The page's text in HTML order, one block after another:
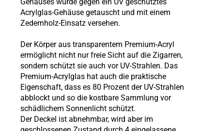
Acrylglas-Gehäuse getauscht und mit einem
Zedernholz-Einsatz versehen.
Der Körper aus transparentem Premium-Acryl
ermöglicht nicht nur freie Sicht auf die Zigarren,
sondern schützt sie auch vor UV-Strahlen. Das
Premium-Acrylglas hat auch die praktische
Eigenschaft, dass es 80 Prozent der UV-Strahlen
abblockt und so die kostbare Sammlung vor
schädlichem Sonnenlicht schützt.
Der Deckel ist abnehmbar, wird aber im